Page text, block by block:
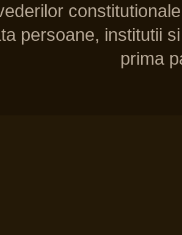
persoane, institutii
prima